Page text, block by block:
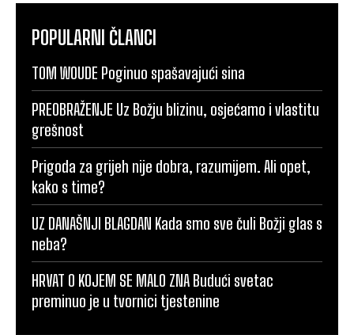
POPULARNI ČLANCI
TOM WOUDE Poginuo spašavajući sina
PREOBRAŽENJE Uz Božju blizinu, osjećamo i vlastitu
grešnost
Prigoda za grijeh nije dobra, razumijem. Ali opet,
kako s time?
UZ DANAŠNJI BLAGDAN Kada smo sve čuli Božji glas s
neba?
HRVAT O KOJEM SE MALO ZNA Budući svetac
preminuo je u tvornici tjestenine